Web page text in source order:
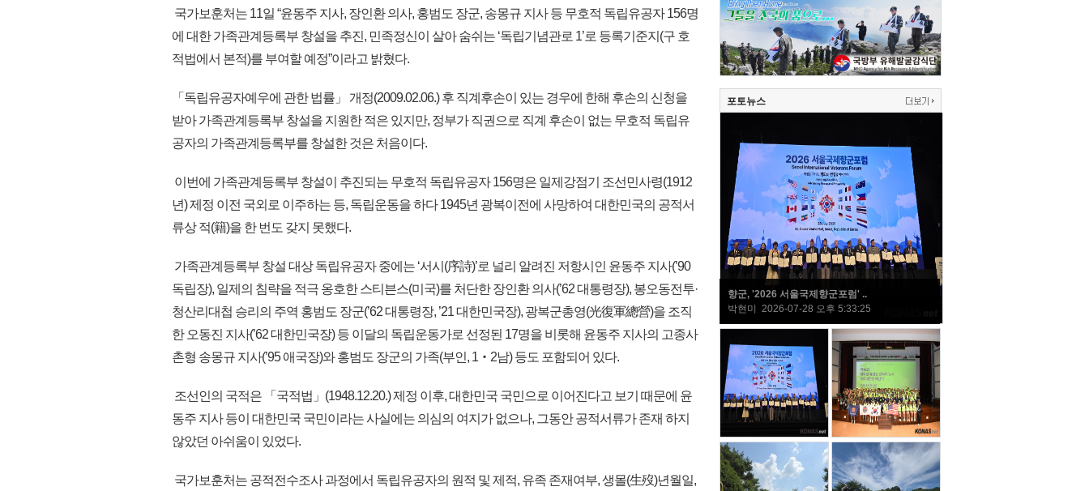
국가보훈처는 11일 “윤동주 지사, 장인환 의사, 홍범도 장군, 송몽규 지사 등 무호적 독립유공자 156명
에 대한 가족관계등록부 창설을 추진, 민족정신이 살아 숨쉬는 ‘독립기념관로 1’로 등록기준지(구 호
적법에서 본적)를 부여할 예정”이라고 밝혔다.
「독립유공자예우에 관한 법률」 개정(2009.02.06.) 후 직계후손이 있는 경우에 한해 후손의 신청을
받아 가족관계등록부 창설을 지원한 적은 있지만, 정부가 직권으로 직계 후손이 없는 무호적 독립유
공자의 가족관계등록부를 창설한 것은 처음이다.
이번에 가족관계등록부 창설이 추진되는 무호적 독립유공자 156명은 일제강점기 조선민사령(1912
년) 제정 이전 국외로 이주하는 등, 독립운동을 하다 1945년 광복이전에 사망하여 대한민국의 공적서
류상 적(籍)을 한 번도 갖지 못했다.
가족관계등록부 창설 대상 독립유공자 중에는 ‘서시(序詩)’로 널리 알려진 저항시인 윤동주 지사(’90
독립장), 일제의 침략을 적극 옹호한 스티븐스(미국)를 처단한 장인환 의사(’62 대통령장), 봉오동전투·
청산리대첩 승리의 주역 홍범도 장군(’62 대통령장, ’21 대한민국장), 광복군총영(光復軍總營)을 조직
한 오동진 지사(’62 대한민국장) 등 이달의 독립운동가로 선정된 17명을 비롯해 윤동주 지사의 고종사
촌형 송몽규 지사(’95 애국장)와 홍범도 장군의 가족(부인, 1‧2남) 등도 포함되어 있다.
조선인의 국적은 「국적법」(1948.12.20.) 제정 이후, 대한민국 국민으로 이어진다고 보기 때문에 윤
동주 지사 등이 대한민국 국민이라는 사실에는 의심의 여지가 없으나, 그동안 공적서류가 존재 하지
않았던 아쉬움이 있었다.
국가보훈처는 공적전수조사 과정에서 독립유공자의 원적 및 제적, 유족 존재여부, 생몰(生歿)년월일,
포토뉴스
향군, '2026 서울국제향군포럼' ..
박현미 2026-07-28 오후 5:33:25